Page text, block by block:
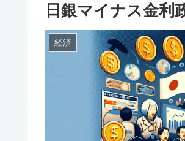
日銀マイナス金利
経済